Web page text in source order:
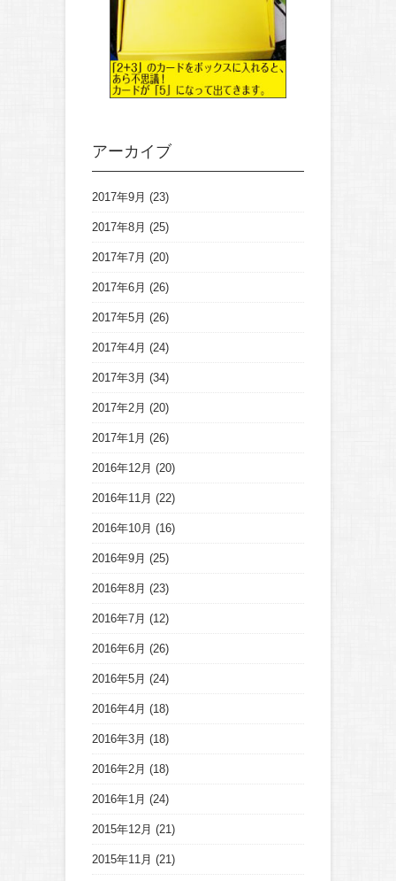
アーカイブ
2017年9月 (23)
2017年8月 (25)
2017年7月 (20)
2017年6月 (26)
2017年5月 (26)
2017年4月 (24)
2017年3月 (34)
2017年2月 (20)
2017年1月 (26)
2016年12月 (20)
2016年11月 (22)
2016年10月 (16)
2016年9月 (25)
2016年8月 (23)
2016年7月 (12)
2016年6月 (26)
2016年5月 (24)
2016年4月 (18)
2016年3月 (18)
2016年2月 (18)
2016年1月 (24)
2015年12月 (21)
2015年11月 (21)